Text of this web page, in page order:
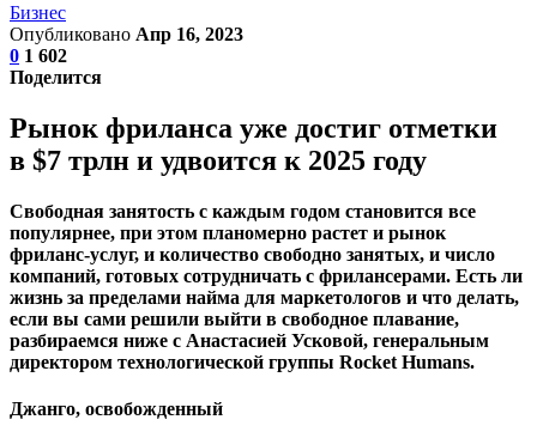
Бизнес
Опубликовано Апр 16, 2023
0 1 602
Поделится
Рынок фриланса уже достиг отметки
в $7 трлн и удвоится к 2025 году
Свободная занятость с каждым годом становится все
популярнее, при этом планомерно растет и рынок
фриланс-услуг, и количество свободно занятых, и число
компаний, готовых сотрудничать с фрилансерами. Есть ли
жизнь за пределами найма для маркетологов и что делать,
если вы сами решили выйти в свободное плавание,
разбираемся ниже с Анастасией Усковой, генеральным
директором технологической группы Rocket Humans.
Джанго, освобожденный